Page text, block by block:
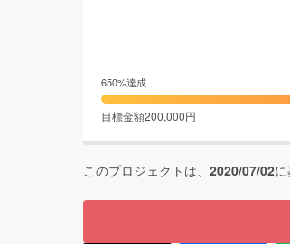
650%達成
目標金額200,000円
このプロジェクトは、 2020/07/02